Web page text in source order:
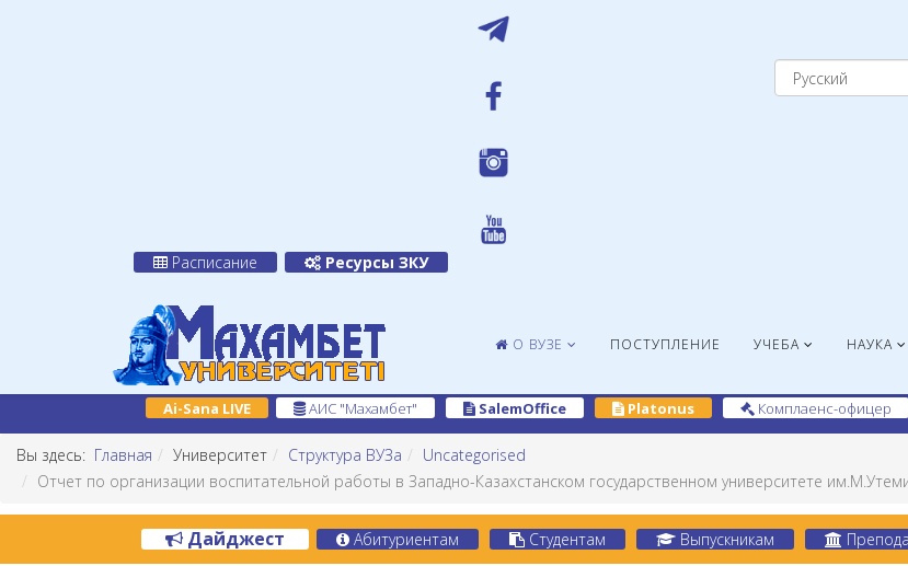
Расписание Ресурсы ЗКУ
О ВУЗЕ ПОСТУПЛЕНИЕ УЧЕБА НАУКА
Ai-Sana LIVE АИС "Махамбет" SalemOffice Platonus Комплаенс-офицер
Вы здесь: Главная Университет Структура ВУЗа
Uncategorised
Отчет по организации воспитательной работы в Западно-Казахстанском государственном университете
Дайджест Абитуриентам Студентам Выпускникам